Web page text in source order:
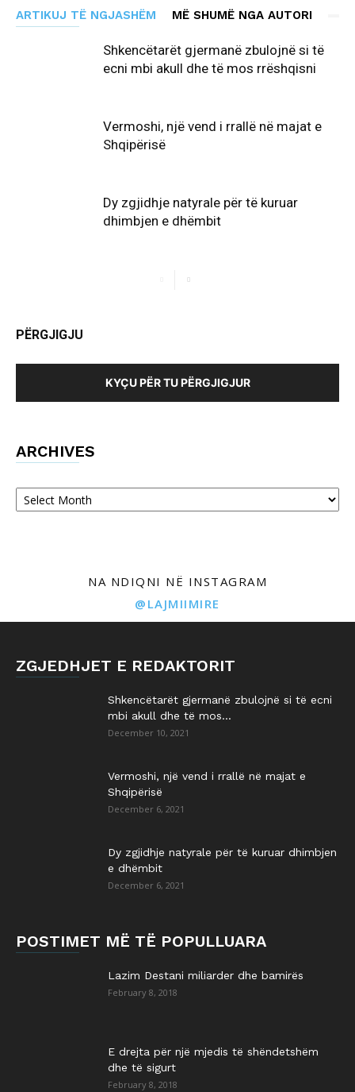
ARTIKUJ TË NGJASHËM MË SHUMË NGA AUTORI
Shkencëtarët gjermanë zbulojnë si të
ecni mbi akull dhe të mos rrëshqisni
Vermoshi, një vend i rrallë në majat e
Shqipërisë
Dy zgjidhje natyrale për të kuruar
dhimbjen e dhëmbit
PËRGJIGJU
KYÇU PËR TU PËRGJIGJUR
ARCHIVES
Archives
NA NDIQNI NË INSTAGRAM
@LAJMIIMIRE
ZGJEDHJET E REDAKTORIT
Shkencëtarët gjermanë zbulojnë si të ecni
mbi akull dhe të mos...
December 10, 2021
Vermoshi, një vend i rrallë në majat e
Shqipërisë
December 6, 2021
Dy zgjidhje natyrale për të kuruar dhimbjen
e dhëmbit
December 6, 2021
POSTIMET MË TË POPULLUARA
Lazim Destani miliarder dhe bamirës
February 8, 2018
E drejta për një mjedis të shëndetshëm
dhe të sigurt
February 8, 2018